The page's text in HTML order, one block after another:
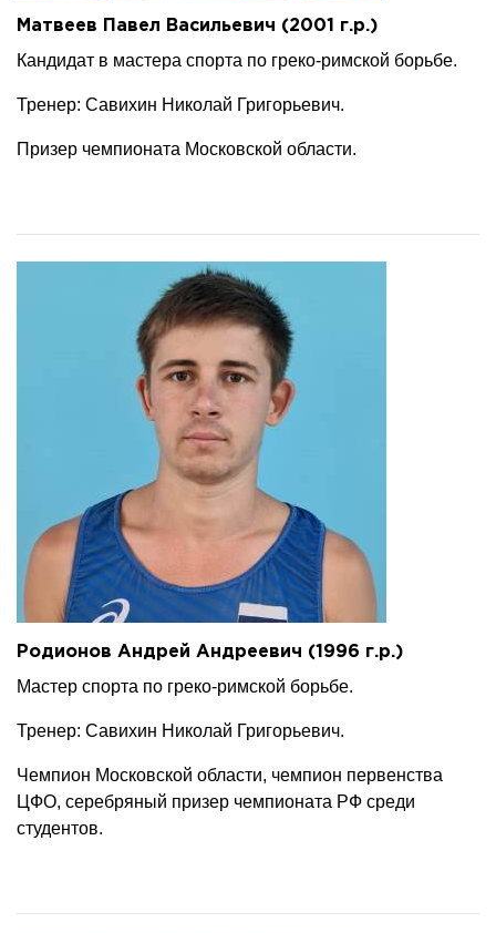
Матвеев Павел Васильевич (2001 г.р.)
Кандидат в мастера спорта по греко-римской борьбе.
Тренер: Савихин Николай Григорьевич.
Призер чемпионата Московской области.
Родионов Андрей Андреевич (1996 г.р.)
Мастер спорта по греко-римской борьбе.
Тренер: Савихин Николай Григорьевич.
Чемпион Московской области, чемпион первенства
ЦФО, серебряный призер чемпионата РФ среди
студентов.